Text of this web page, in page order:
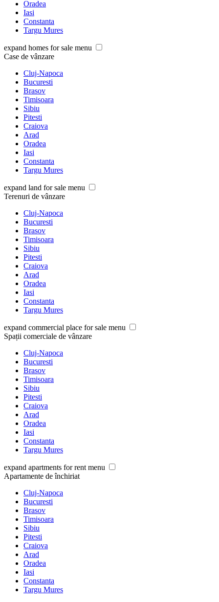
Oradea
Iasi
Constanta
Targu Mures
expand homes for sale menu
Case de vânzare
Cluj-Napoca
Bucuresti
Brasov
Timisoara
Sibiu
Pitesti
Craiova
Arad
Oradea
Iasi
Constanta
Targu Mures
expand land for sale menu
Terenuri de vânzare
Cluj-Napoca
Bucuresti
Brasov
Timisoara
Sibiu
Pitesti
Craiova
Arad
Oradea
Iasi
Constanta
Targu Mures
expand commercial place for sale menu
Spații comerciale de vânzare
Cluj-Napoca
Bucuresti
Brasov
Timisoara
Sibiu
Pitesti
Craiova
Arad
Oradea
Iasi
Constanta
Targu Mures
expand apartments for rent menu
Apartamente de închiriat
Cluj-Napoca
Bucuresti
Brasov
Timisoara
Sibiu
Pitesti
Craiova
Arad
Oradea
Iasi
Constanta
Targu Mures